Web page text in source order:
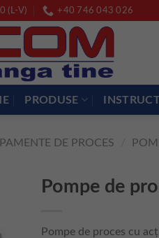
(L-V) +40 746 043 026
PRODUSE
DE PROCES
Pompe de
Pompe de proces cu